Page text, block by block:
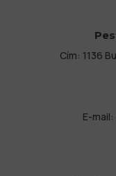
Cím: 1136
E-mail: